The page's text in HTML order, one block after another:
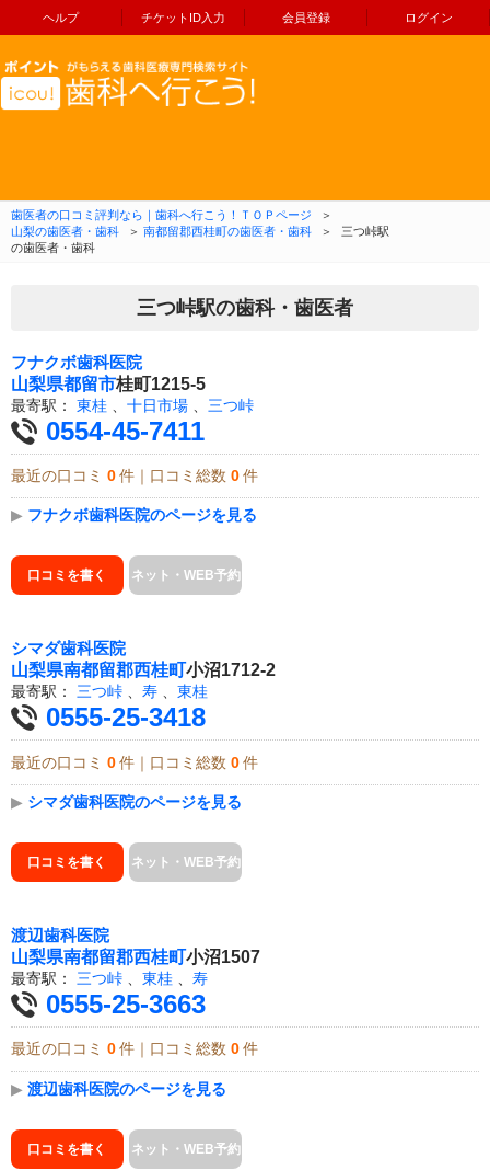
ヘルプ チケットID入力 会員登録 ログイン
コンテンツへ移動
歯医者の口コミ評判なら｜歯科へ行こう！ＴＯＰページ
＞
山梨の歯医者・歯科
＞ 南都留郡西桂町の歯医者・歯科 ＞
三つ峠駅
の歯医者・歯科
三つ峠駅の歯科・歯医者
フナクボ歯科医院
山梨県都留市桂町1215-5
最寄駅： 東桂 十日市場 三つ峠
0554-45-7411
最近の口コミ 0 件｜口コミ総数 0 件
▶ フナクボ歯科医院のページを見る
口コミを書く ネット・WEB予約
シマダ歯科医院
山梨県南都留郡西桂町小沼1712-2
最寄駅： 三つ峠 、 寿 、 東桂
0555-25-3418
最近の口コミ 0 件｜口コミ総数 0 件
▶ シマダ歯科医院のページを見る
口コミを書く ネット・WEB予約
渡辺歯科医院
山梨県南都留郡西桂町小沼1507
最寄駅： 三つ峠 東桂 寿
0555-25-3663
最近の口コミ 0 件｜口コミ総数 0 件
▶ 渡辺歯科医院のページを見る
口コミを書く ネット・WEB予約